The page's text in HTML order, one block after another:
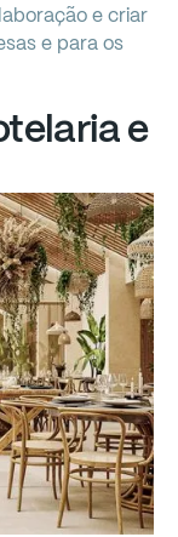
e criar
e para os
e